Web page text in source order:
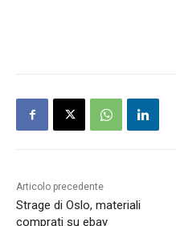
Articolo precedente
Strage di Oslo, materiali
comprati su ebay